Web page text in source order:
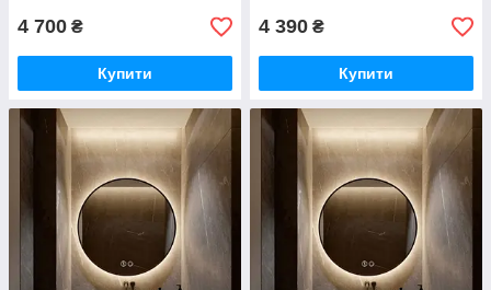
4 700 ₴
Купити
4 390 ₴
Купити